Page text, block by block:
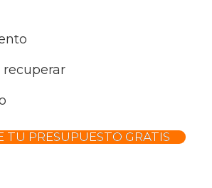
recuperar
TU PRESUPUESTO GRATIS